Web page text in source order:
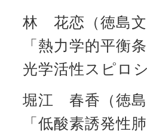
林 花恋（徳島文
「熱力学的平衡
光学活性スピロ
堀江 春香（徳島
「低酸素誘発性